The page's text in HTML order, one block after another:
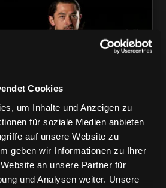
Cookies
um Inhalte und Anzeigen zu
für soziale Medien anbieten
auf unsere Website zu
geben wir Informationen zu Ihrer
an unsere Partner für
und Analysen weiter. Unsere